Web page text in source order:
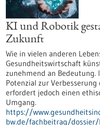
KI und Robotik
Zukunft
Wie in vielen anderen
Gesundheitswirtschaft
zunehmend an
Potenzial zur
erfordert jedoch einen
Umgang.
https://
bw.de/fachbeitrag/